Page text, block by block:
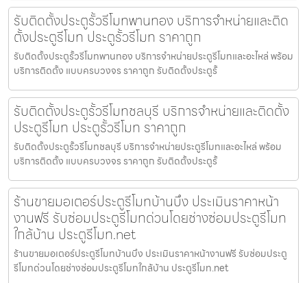
รับติดตั้งประตูรั้วรีโมทพานทอง บริการจำหน่ายและติด
ตั้งประตูรีโมท ประตูรั้วรีโมท ราคาถูก
รับติดตั้งประตูรั้วรีโมทพานทอง บริการจำหน่ายประตูรีโมทและอะไหล่ พร้อม
บริการติดตั้ง แบบครบวงจร ราคาถูก รับติดตั้งประตูรั้
รับติดตั้งประตูรั้วรีโมทชลบุรี บริการจำหน่ายและติดตั้ง
ประตูรีโมท ประตูรั้วรีโมท ราคาถูก
รับติดตั้งประตูรั้วรีโมทชลบุรี บริการจำหน่ายประตูรีโมทและอะไหล่ พร้อม
บริการติดตั้ง แบบครบวงจร ราคาถูก รับติดตั้งประตูรั้
ร้านขายมอเตอร์ประตูรีโมทบ้านบึง ประเมินราคาหน้า
งานฟรี รับซ่อมประตูรีโมทด่วนโดยช่างซ่อมประตูรีโมท
ใกล้บ้าน ประตูรีโมท.net
ร้านขายมอเตอร์ประตูรีโมทบ้านบึง ประเมินราคาหน้างานฟรี รับซ่อมประตู
รีโมทด่วนโดยช่างซ่อมประตูรีโมทใกล้บ้าน ประตูรีโมท.net